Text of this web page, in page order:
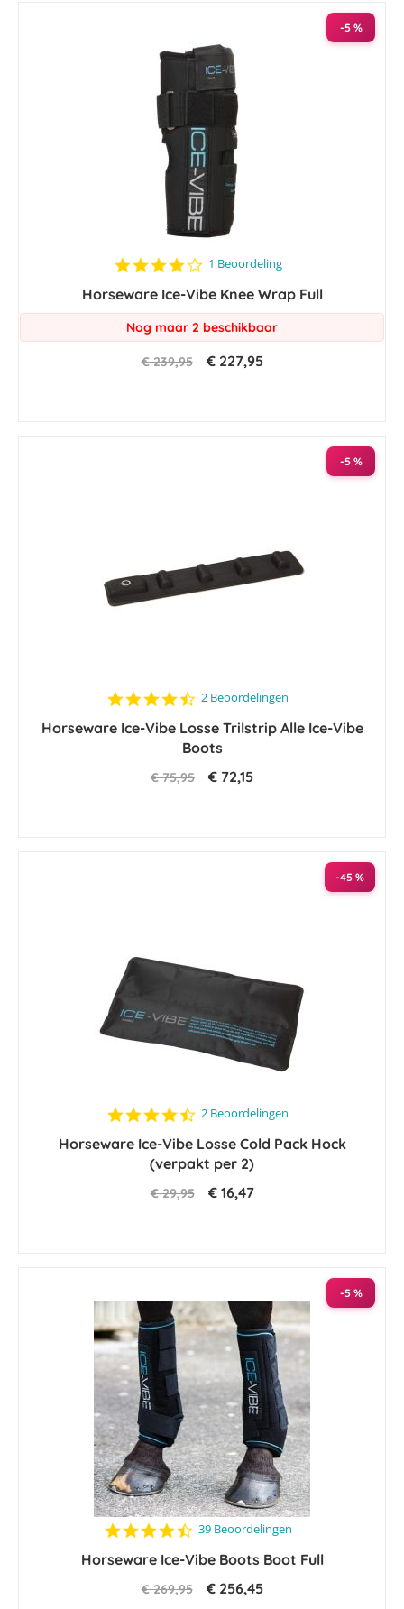
-5 %
4.0
rating
1 Beoordeling
Horseware Ice-Vibe Knee Wrap Full
Nog maar 2 beschikbaar
€ 239,95 € 227,95
-5 %
4.5
rating
2 Beoordelingen
Horseware Ice-Vibe Losse Trilstrip Alle Ice-Vibe
Boots
€ 75,95 € 72,15
-45 %
4.5
rating
2 Beoordelingen
Horseware Ice-Vibe Losse Cold Pack Hock
(verpakt per 2)
€ 29,95 € 16,47
-5 %
4.7
rating
39 Beoordelingen
Horseware Ice-Vibe Boots Boot Full
€ 269,95 € 256,45